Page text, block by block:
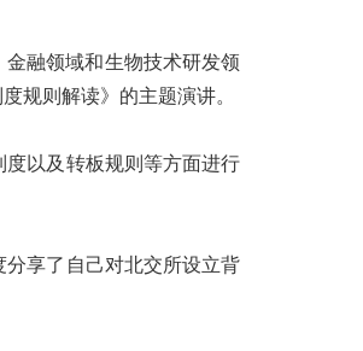
融领域和生物技术研发领
规则解读》的主题演讲。
以及转板规则等方面进行
享了自己对北交所设立背